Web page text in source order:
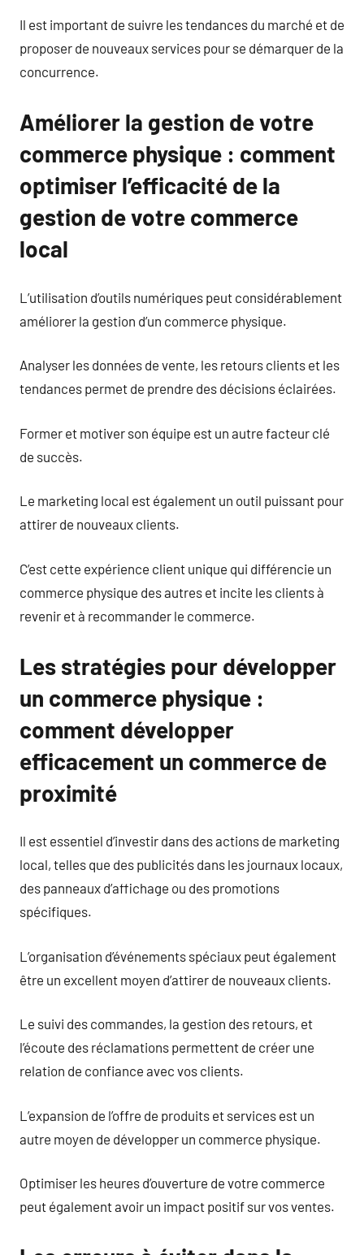
Il est important de suivre les tendances du marché et de
proposer de nouveaux services pour se démarquer de la
concurrence.
Améliorer la gestion de votre
commerce physique : comment
optimiser l’efficacité de la
gestion de votre commerce
local
L’utilisation d’outils numériques peut considérablement
améliorer la gestion d’un commerce physique.
Analyser les données de vente, les retours clients et les
tendances permet de prendre des décisions éclairées.
Former et motiver son équipe est un autre facteur clé
de succès.
Le marketing local est également un outil puissant pour
attirer de nouveaux clients.
C’est cette expérience client unique qui différencie un
commerce physique des autres et incite les clients à
revenir et à recommander le commerce.
Les stratégies pour développer
un commerce physique :
comment développer
efficacement un commerce de
proximité
Il est essentiel d’investir dans des actions de marketing
local, telles que des publicités dans les journaux locaux,
des panneaux d’affichage ou des promotions
spécifiques.
L’organisation d’événements spéciaux peut également
être un excellent moyen d’attirer de nouveaux clients.
Le suivi des commandes, la gestion des retours, et
l’écoute des réclamations permettent de créer une
relation de confiance avec vos clients.
L’expansion de l’offre de produits et services est un
autre moyen de développer un commerce physique.
Optimiser les heures d’ouverture de votre commerce
peut également avoir un impact positif sur vos ventes.